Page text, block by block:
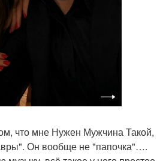
что мне Нужен Мужчина Такой,
Он вообще не "папочка"….